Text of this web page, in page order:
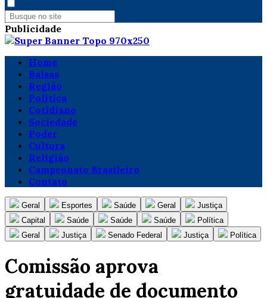
Publicidade
Home
Balsas
Região
Política
Cotidiano
Sociedade
Poder
Cultura
Religião
Campeonato Brasileiro
Contato
Geral Esportes Saúde Geral
Justiça
Capital
Saúde Saúde Saúde
Política
Geral
Justiça Senado Federal Justiça Política
Comissão aprova
gratuidade de documento